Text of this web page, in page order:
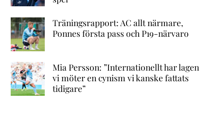
Träningsrapport: AC allt närmare,
Ponnes första pass och P19-närvaro
Mia Persson: ”Internationellt har lagen
vi möter en cynism vi kanske fattats
tidigare”